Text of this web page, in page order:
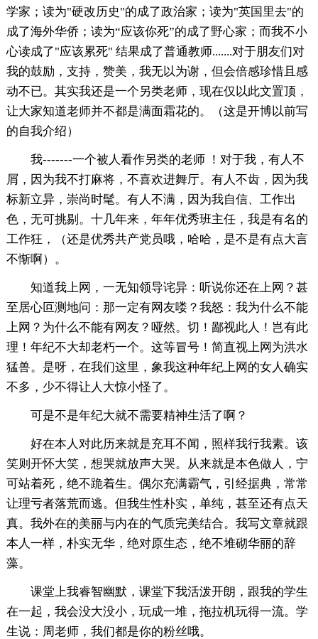
学家；读为"硬改历史"的成了政治家；读为"英国里去"的
成了海外华侨；读为“应该你死”的成了野心家；而我不小
心读成了"应该累死" 结果成了普通教师.......对于朋友们对
我的鼓励，支持，赞美，我无以为谢，但会倍感珍惜且感
动不已。其实我还是一个另类老师，现在仅以此文置顶，
让大家知道老师并不都是满面霜花的。（这是开博以前写
的自我介绍）
我-------一个被人看作另类的老师 ！对于我，有人不
屑，因为我不打麻将，不喜欢进舞厅。有人不齿，因为我
标新立异，崇尚时髦。有人不满，因为我自信、工作出
色，无可挑剔。十几年来，年年优秀班主任，我是有名的
工作狂，（还是优秀共产党员哦，哈哈，是不是有点大言
不惭啊）。
知道我上网，一无知领导诧异：听说你还在上网？甚
至居心叵测地问：那一定有网友喽？我怒：我为什么不能
上网？为什么不能有网友？哑然。切！鄙视此人！岂有此
理！年纪不大却老朽一个。这等冒号！简直视上网为洪水
猛兽。是呀，在我们这里，象我这种年纪上网的女人确实
不多，少不得让人大惊小怪了。
可是不是年纪大就不需要精神生活了啊？
好在本人对此历来就是充耳不闻，照样我行我素。该
笑则开怀大笑，想哭就放声大哭。从来就是本色做人，宁
可站着死，绝不跪着生。偶尔充满霸气，引经据典，常常
让理亏者落荒而逃。但我生性朴实，单纯，甚至还有点天
真。我外在的美丽与内在的气质完美结合。我写文章就跟
本人一样，朴实无华，绝对原生态，绝不堆砌华丽的辞
藻。
课堂上我睿智幽默，课堂下我活泼开朗，跟我的学生
在一起，我会没大没小，玩成一堆，拖拉机玩得一流。学
生说：周老师，我们都是你的粉丝哦。